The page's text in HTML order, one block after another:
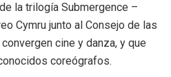
la trilogía Submergence –
Cymru junto al Consejo de las
cine y danza, y que
coreógrafos.